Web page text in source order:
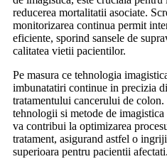
reducerea mortalitatii asociate.
monitorizarea continua permit
eficiente, sporind sansele de
calitatea vietii pacientilor.
Pe masura ce tehnologia
imbunatatiri continue in precizia
tratamentului cancerului de
tehnologii si metode de
va contribui la optimizarea
tratament, asigurand astfel o
superioara pentru pacientii afectati.